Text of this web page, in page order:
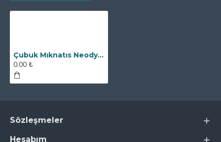
Çubuk Mıknatıs Neodyum - 32x150 mm - Alüminyum Saplı
0,00 ₺
Sözleşmeler
Hesabım